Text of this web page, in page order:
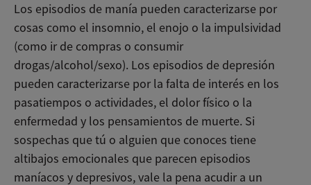
Los episodios de manía pueden caracterizarse por
cosas como el insomnio, el enojo o la impulsividad
(como ir de compras o consumir
drogas/alcohol/sexo). Los episodios de depresión
pueden caracterizarse por la falta de interés en los
pasatiempos o actividades, el dolor físico o la
enfermedad y los pensamientos de muerte. Si
sospechas que tú o alguien que conoces tiene
altibajos emocionales que parecen episodios
maníacos y depresivos, vale la pena acudir a un